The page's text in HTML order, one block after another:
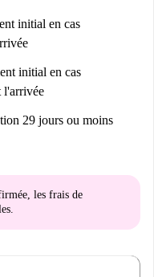
initial en cas
initial en cas
l'arrivée
29 jours ou moins
les frais de
.